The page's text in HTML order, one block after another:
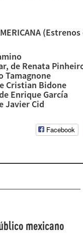
de Renata
Tamagnone
Cristian Bidone
Enrique García
Javier Cid
Facebook
mexicano